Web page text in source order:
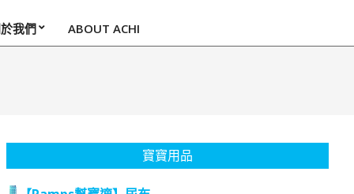
我們 ABOUT ACHI
寶寶用品